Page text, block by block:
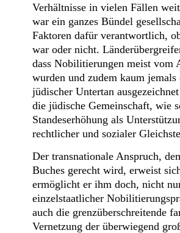
Verhältnisse in vielen Fällen
war ein ganzes Bündel
Faktoren dafür verantwortlich,
war oder nicht.
dass Nobilitierungen meist vom
wurden und zudem kaum
jüdischer Untertan
die jüdische Gemeinschaft, wie
Standeserhöhung als
rechtlicher und sozialer
Der transnationale Anspruch,
Buches gerecht wird, erweist
ermöglicht er ihm doch, nicht
einzelstaatlicher
auch die grenzüberschreitende
Vernetzung der überwiegend